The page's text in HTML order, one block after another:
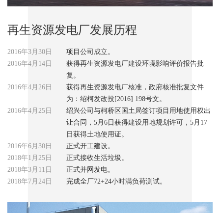
再生资源发电厂发展历程
2016年3月30日
项目公司成立。
2016年4月14日
获得再生资源发电厂建设环境影响评价报告批
复。
2016年4月26日
获得再生资源发电厂核准，政府核准批复文件
为：绍柯发改投[2016] 198号文。
2016年4月25日
绍兴公司与柯桥区国土局签订项目用地使用权出
让合同，5月6日获得建设用地规划许可，5月17
日获得土地使用证。
2016年6月30日
正式开工建设。
2018年1月25日
正式接收生活垃圾。
2018年3月11日
正式并网发电。
2018年7月24日
完成全厂72+24小时满负荷测试。